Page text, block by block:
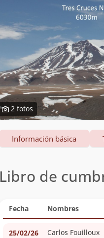
2 fotos
Información básica
Libro de
Fecha Nombres
25/02/26 Carlos Fouilloux